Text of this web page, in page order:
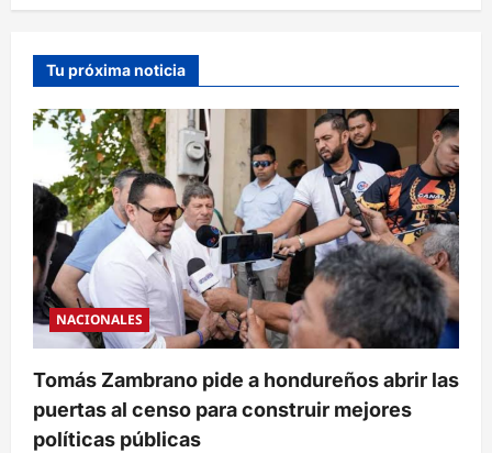
Tu próxima noticia
NACIONALES
Tomás Zambrano pide a hondureños abrir las
puertas al censo para construir mejores
políticas públicas